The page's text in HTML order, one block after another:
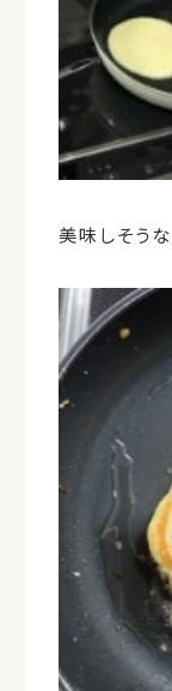
美味しそう